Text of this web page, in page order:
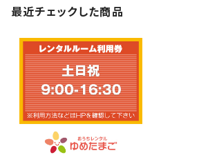
最近チェックした商品